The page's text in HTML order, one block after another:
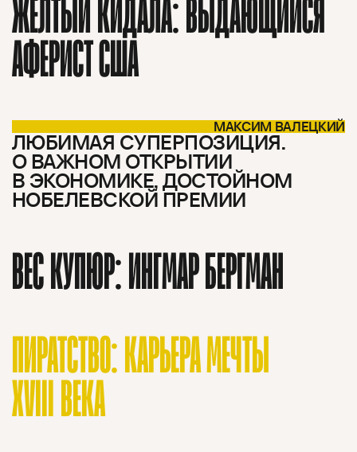
ЖЕЛТЫЙ КИДАЛА: ВЫДАЮЩИЙСЯ
АФЕРИСТ США
МАКСИМ ВАЛЕЦКИЙ
ЛЮБИМАЯ СУПЕРПОЗИЦИЯ.
О ВАЖНОМ ОТКРЫТИИ
В ЭКОНОМИКЕ, ДОСТОЙНОМ
НОБЕЛЕВСКОЙ ПРЕМИИ
ВЕС КУПЮР: ИНГМАР БЕРГМАН
ПИРАТСТВО: КАРЬЕРА МЕЧТЫ
XVIII ВЕКА